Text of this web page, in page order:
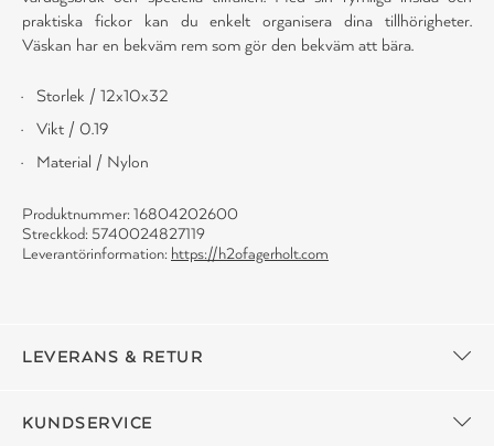
praktiska fickor kan du enkelt organisera dina tillhörigheter.
Väskan har en bekväm rem som gör den bekväm att bära.
Storlek / 12x10x32
Vikt / 0.19
Material / Nylon
Produktnummer: 16804202600
Streckkod: 5740024827119
Leverantörinformation: https://h2ofagerholt.com
LEVERANS & RETUR
KUNDSERVICE